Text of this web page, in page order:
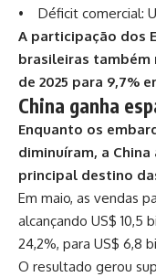
• Déficit comercial:
A participação dos
brasileiras também
de 2025 para 9,7%
China ganha
Enquanto os
diminuíram, a
principal destino
Em maio, as vendas
alcançando US$ 10,5
24,2%, para US$ 6,8
O resultado gerou